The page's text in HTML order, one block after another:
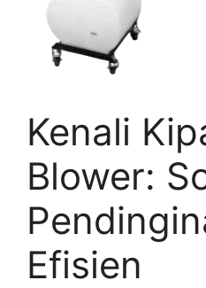
Kenali
Blower:
Efisien